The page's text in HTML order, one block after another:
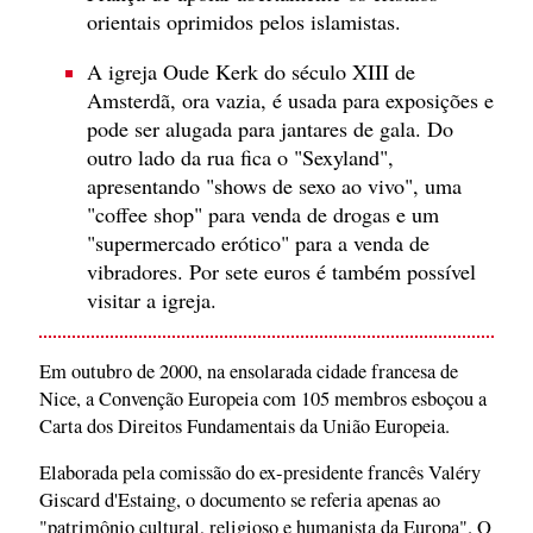
orientais oprimidos pelos islamistas.
A igreja Oude Kerk do século XIII de
Amsterdã, ora vazia, é usada para exposições e
pode ser alugada para jantares de gala. Do
outro lado da rua fica o "Sexyland",
apresentando "shows de sexo ao vivo", uma
"coffee shop" para venda de drogas e um
"supermercado erótico" para a venda de
vibradores. Por sete euros é também possível
visitar a igreja.
Em outubro de 2000, na ensolarada cidade francesa de
Nice, a Convenção Europeia com 105 membros esboçou a
Carta dos Direitos Fundamentais da União Europeia.
Elaborada pela comissão do ex-presidente francês Valéry
Giscard d'Estaing, o documento se referia apenas ao
"patrimônio cultural, religioso e humanista da Europa". O